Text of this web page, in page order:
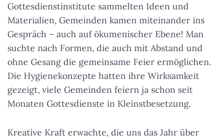
Gottesdienstinstitute sammelten Ideen und
Materialien, Gemeinden kamen miteinander ins
Gespräch – auch auf ökumenischer Ebene! Man
suchte nach Formen, die auch mit Abstand und
ohne Gesang die gemeinsame Feier ermöglichen.
Die Hygienekonzepte hatten ihre Wirksamkeit
gezeigt, viele Gemeinden feiern ja schon seit
Monaten Gottesdienste in Kleinstbesetzung.
Kreative Kraft erwachte, die uns das Jahr über